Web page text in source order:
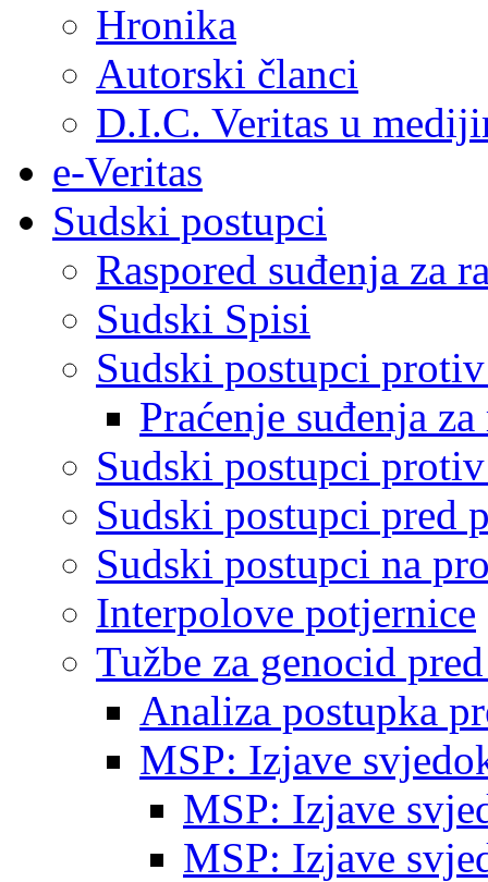
Hronika
Autorski članci
D.I.C. Veritas u
e-Veritas
Sudski postupci
Raspored suđenja za
Sudski Spisi
Sudski postupci
Praćenje suđenja
Sudski postupci
Sudski postupci pred
Sudski postupci na
Interpolove potjernice
Tužbe za genocid
Analiza postupka
MSP: Izjave
MSP: Izjave
MSP: Izjave